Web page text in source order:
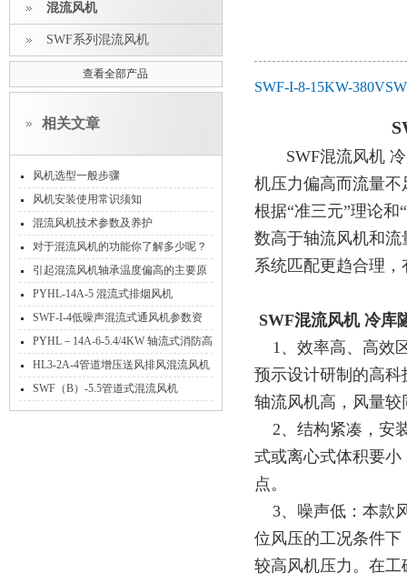
混流风机
SWF系列混流风机
查看全部产品
相关文章
风机选型一般步骤
风机安装使用常识须知
混流风机技术参数及养护
对于混流风机的功能你了解多少呢？
引起混流风机轴承温度偏高的主要原
因有哪些？
PYHL-14A-5 混流式排烟风机
SWF-I-4低噪声混流式通风机参数资
料
PYHL－14A-6-5.4/4KW 轴流式消防高
温排烟混流风机
HL3-2A-4管道增压送风排风混流风机
可消音
SWF（B）-5.5管道式混流风机
SWF-I-8-15KW-
SWF混流风机 冷
机压力偏高而流量
根据“准三元”理论
数高于轴流风机和
系统匹配更趋合理
SWF混流风机 冷库
1、效率高、高效
预示设计研制的高
轴流风机高，风量
2、结构紧凑，安
式或离心式体积要
点。
3、噪声低：本款
位风压的工况条件
较高风机压力。在